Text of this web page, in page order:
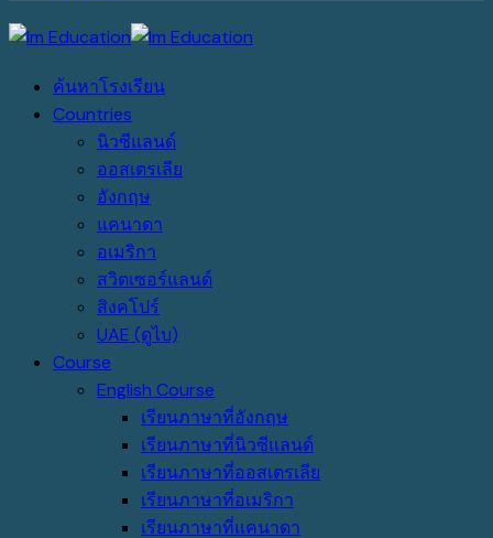
ค้นหาโรงเรียน
Countries
นิวซีแลนด์
ออสเตรเลีย
อังกฤษ
แคนาดา
อเมริกา
สวิตเซอร์แลนด์
สิงคโปร์
UAE (ดูไบ)
Course
English Course
เรียนภาษาที่อังกฤษ
เรียนภาษาที่นิวซีแลนด์
เรียนภาษาที่ออสเตรเลีย
เรียนภาษาที่อเมริกา
เรียนภาษาที่แคนาดา